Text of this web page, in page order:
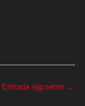
Entrada siguiente →